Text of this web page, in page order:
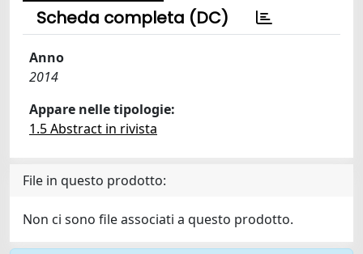
Scheda completa (DC)
Anno
2014
Appare nelle tipologie:
1.5 Abstract in rivista
File in questo prodotto:
Non ci sono file associati a questo prodotto.